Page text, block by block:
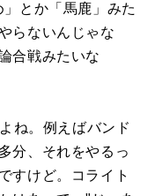
とか「馬鹿」みた
らないんじゃな
合戦みたいな
ね。例えばバンド
分、それをやるっ
すけど。コライト